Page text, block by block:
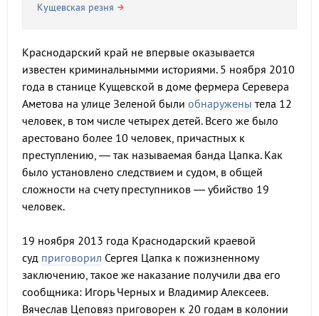
Кущевская резня
Краснодарский край не впервые оказывается
известен криминальнымми историями. 5 ноября 2010
года в станице Кущевской в доме фермера Серевера
Аметова на улице Зеленой были обнаружены тела 12
человек, в том числе четырех детей. Всего же было
арестовано более 10 человек, причастных к
преступлению, — так называемая банда Цапка. Как
было установлено следствием и судом, в общей
сложности на счету преступников — убийство 19
человек.
19 ноября 2013 года Краснодарский краевой
суд приговорил Сергея Цапка к пожизненному
заключению, такое же наказание получили два его
сообщника: Игорь Черных и Владимир Алексеев.
Вячеслав Цеповяз приговорен к 20 годам в колонии